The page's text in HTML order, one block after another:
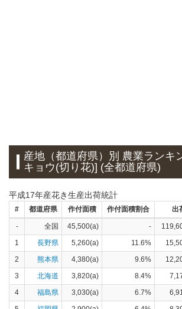
産地（都道府県）別 農業ランキ
キョウ(切り花)] (全都道府県)
平成17年産花き生産出荷統計
# 都道府県 作付面積 作付面積割合 出
- 全国 45,500(a) -
1
長野県 5,260(a) 11.6%
2
熊本県 4,380(a) 9.6%
3
北海道 3,820(a) 8.4%
4
福島県 3,030(a) 6.7%